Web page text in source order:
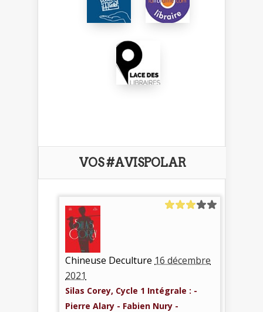
VOS #AVISPOLAR
Chineuse Deculture 16 décembre
2021
Silas Corey, Cycle 1 Intégrale : -
Pierre Alary - Fabien Nury -